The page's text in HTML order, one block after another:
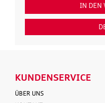
IN DEN
KUNDENSERVICE
ÜBER UNS